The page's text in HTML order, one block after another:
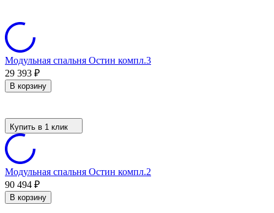
Модульная спальня Остин компл.3
29 393 ₽
В корзину
Купить в 1 клик
Модульная спальня Остин компл.2
90 494 ₽
В корзину